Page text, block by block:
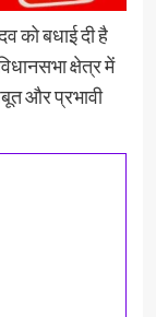
को बधाई दी है
क्षेत्र में
और प्रभावी